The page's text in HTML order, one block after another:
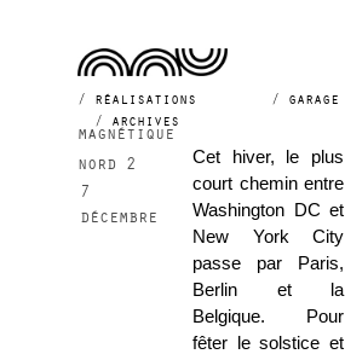
réalisations garage
archives
2015
magnétique
nord 2
7
décembre
Cet hiver, le plus
court chemin entre
Washington DC et
New York City
passe par Paris,
Berlin et la
Belgique. Pour
fêter le solstice et